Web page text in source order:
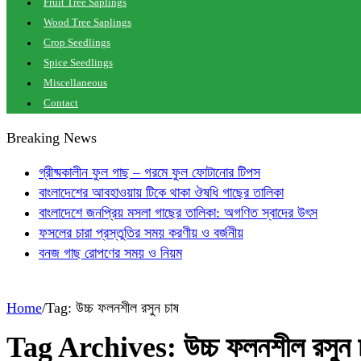
Fruit Tree Saplings
Wood Tree Saplings
Crop Seedlings
Spice Seedlings
Miscellaneous
Contact
Breaking News
গ্রীষ্মকালীন ফুল গাছ – গরমে ফুল ফোটানোর টিপস
বাংলাদেশের আবহাওয়ায় টিকে থাকা ঔষধি গাছের তালিকা
বাংলাদেশে জনপ্রিয় মসলা গাছের তালিকা: অগণিত স্বাদের উৎস
ফসলের চারা প্রস্তুতির সময় করণীয় ও বর্জনীয়
বনজ গাছ রোপণের সময় ও নিয়ম
Home/Tag: উচ্চ ফলনশীল রসুন চাষ
Tag Archives: উচ্চ ফলনশীল রসুন